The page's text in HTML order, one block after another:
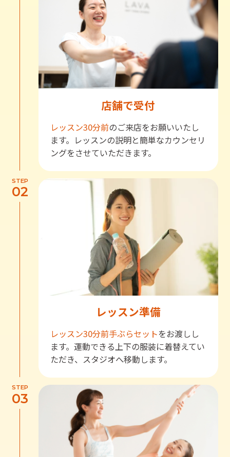
店舗で受付
レッスン30分前のご来店をお願いいたし
ます。レッスンの説明と簡単なカウンセリ
ングをさせていただきます。
STEP
02
レッスン準備
レッスン30分前手ぶらセットをお渡しし
ます。運動できる上下の服装に着替えてい
ただき、スタジオへ移動します。
STEP
03